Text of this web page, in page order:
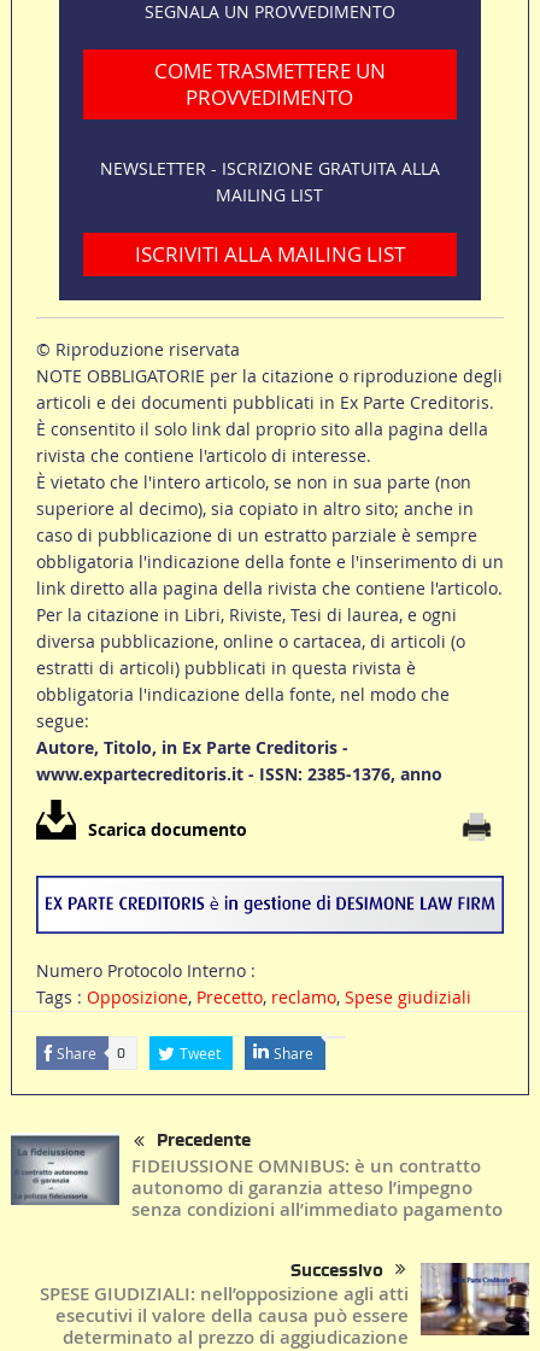
SEGNALA UN PROVVEDIMENTO
COME TRASMETTERE UN
PROVVEDIMENTO
NEWSLETTER - ISCRIZIONE GRATUITA ALLA
MAILING LIST
ISCRIVITI ALLA MAILING LIST
© Riproduzione riservata
NOTE OBBLIGATORIE per la citazione o riproduzione degli
articoli e dei documenti pubblicati in Ex Parte Creditoris.
È consentito il solo link dal proprio sito alla pagina della
rivista che contiene l'articolo di interesse.
È vietato che l'intero articolo, se non in sua parte (non
superiore al decimo), sia copiato in altro sito; anche in
caso di pubblicazione di un estratto parziale è sempre
obbligatoria l'indicazione della fonte e l'inserimento di un
link diretto alla pagina della rivista che contiene l'articolo.
Per la citazione in Libri, Riviste, Tesi di laurea, e ogni
diversa pubblicazione, online o cartacea, di articoli (o
estratti di articoli) pubblicati in questa rivista è
obbligatoria l'indicazione della fonte, nel modo che
segue:
Autore, Titolo, in Ex Parte Creditoris -
www.expartecreditoris.it - ISSN: 2385-1376, anno
Scarica documento
Numero Protocolo Interno :
Tags : Opposizione, Precetto, reclamo, Spese giudiziali
Share 0 Tweet Share
Precedente
FIDEIUSSIONE OMNIBUS: è un contratto
autonomo di garanzia atteso l’impegno
senza condizioni all’immediato pagamento
Successivo
SPESE GIUDIZIALI: nell’opposizione agli atti
esecutivi il valore della causa può essere
determinato al prezzo di aggiudicazione